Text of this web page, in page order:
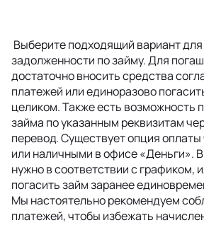
Выберите подходящий вариант
задолженности по займу. Для
достаточно вносить средства
платежей или единоразово
целиком. Также есть возможность
займа по указанным реквизитам
перевод. Существует опция
или наличными в офисе «Деньги».
нужно в соответствии с графиком,
погасить займ заранее
Мы настоятельно рекомендуем
платежей, чтобы избежать